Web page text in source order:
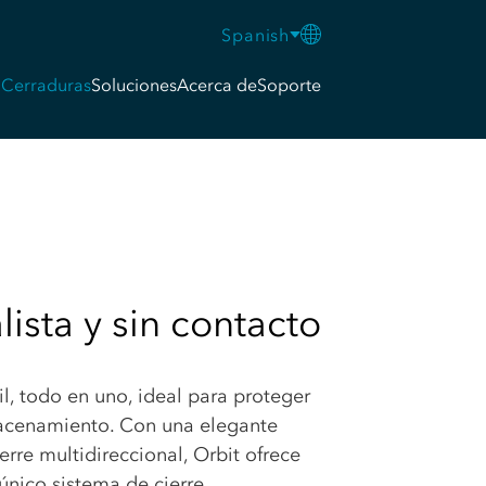
Spanish
CerradurasSolucionesAcerca deSoporte
y sin contacto
todo en uno, ideal para proteger
Con una elegante
multidireccional, Orbit ofrece